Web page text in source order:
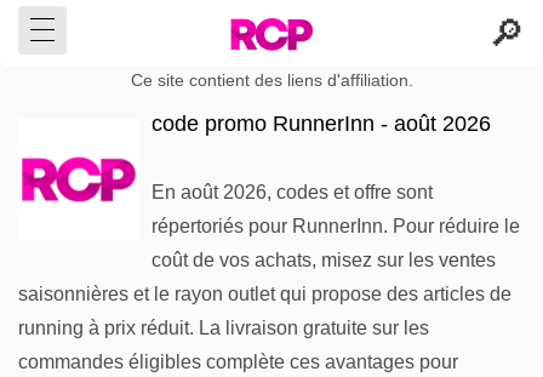
Ce site contient des liens d'affiliation.
code promo RunnerInn - août 2026
En août 2026, codes et offre sont
répertoriés pour RunnerInn. Pour réduire le
coût de vos achats, misez sur les ventes
saisonnières et le rayon outlet qui propose des articles de
running à prix réduit. La livraison gratuite sur les
commandes éligibles complète ces avantages pour